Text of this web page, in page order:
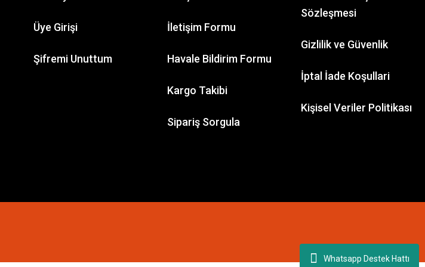
Whatsapp Destek Hattı
Kill Team: Celestian Insidiants
GAMES WORKSHOP
Space Wolves: Ulrik the Slayer
1.848,63 TL
Üye Girişi
Şifremi Unuttum
İletişim Formu
Havale Bildirim Formu
Kargo Takibi
Sipariş Sorgula
Sözleşmesi
Gizlilik ve Güvenlik
İptal İade Koşullari
Kişisel Veriler Politikası